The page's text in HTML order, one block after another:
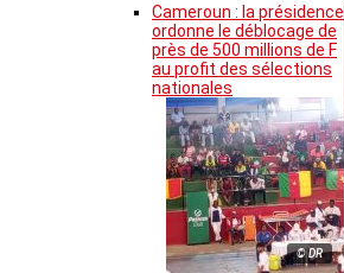
Cameroun : la présidence
ordonne le déblocage de
près de 500 millions de F
au profit des sélections
nationales
© DR